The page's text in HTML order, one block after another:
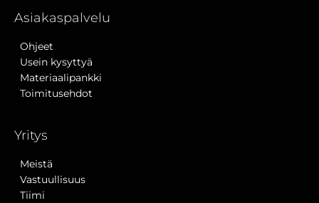
Asiakaspalvelu
Ohjeet
Usein kysyttyä
Materiaalipankki
Toimitusehdot
Yritys
Meistä
Vastuullisuus
Tiimi